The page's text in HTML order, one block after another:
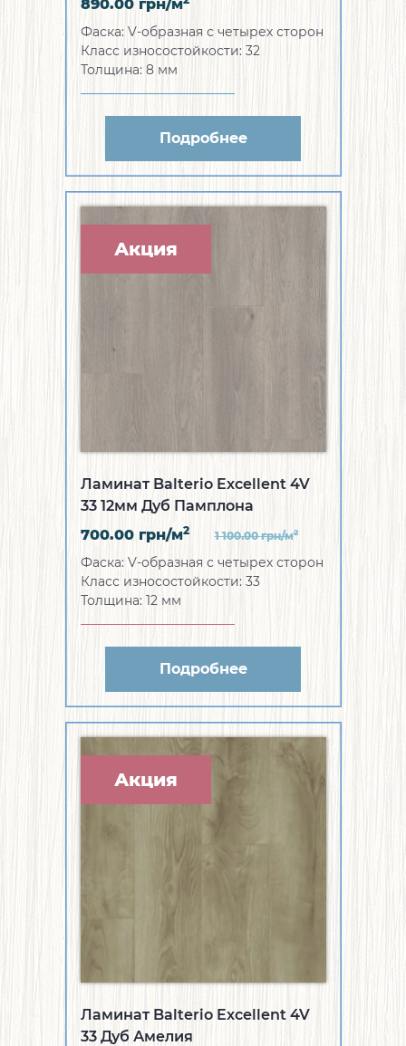
890.00 грн/м
Фаска: V-образная с четырех сторон
Класс износостойкости: 32
Толщина: 8 мм
Подробнее
Акция
Ламинат Balterio Excellent 4V
33 12мм Дуб Памплона
700.00 грн/м2 1 100.00грн/м2
Фаска: V-образная с четырех сторон
Класс износостойкости: 33
Толщина: 12 мм
Подробнее
Акция
Ламинат Balterio Excellent 4V
33 Дуб Амелия